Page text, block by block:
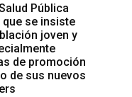
Pública
que se insiste
joven y
de promoción
de sus nuevos